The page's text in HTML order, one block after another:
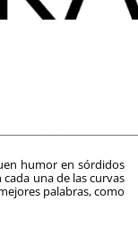
humor en sórdidos
una de las curvas
palabras, como